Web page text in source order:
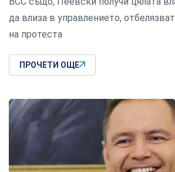
да влиза в управлението,
на протеста
ПРОЧЕТИ ОЩЕ